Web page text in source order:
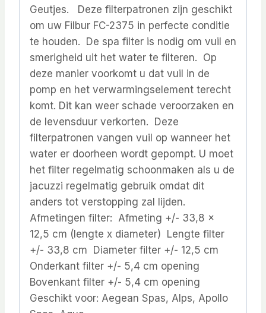
Geutjes. Deze filterpatronen zijn geschikt
om uw Filbur FC-2375 in perfecte conditie
te houden. De spa filter is nodig om vuil en
smerigheid uit het water te filteren. Op
deze manier voorkomt u dat vuil in de
pomp en het verwarmingselement terecht
komt. Dit kan weer schade veroorzaken en
de levensduur verkorten. Deze
filterpatronen vangen vuil op wanneer het
water er doorheen wordt gepompt. U moet
het filter regelmatig schoonmaken als u de
jacuzzi regelmatig gebruik omdat dit
anders tot verstopping zal lijden.
Afmetingen filter: Afmeting +/- 33,8 x
12,5 cm (lengte x diameter) Lengte filter
+/- 33,8 cm Diameter filter +/- 12,5 cm
Onderkant filter +/- 5,4 cm opening
Bovenkant filter +/- 5,4 cm opening
Geschikt voor: Aegean Spas, Alps, Apollo